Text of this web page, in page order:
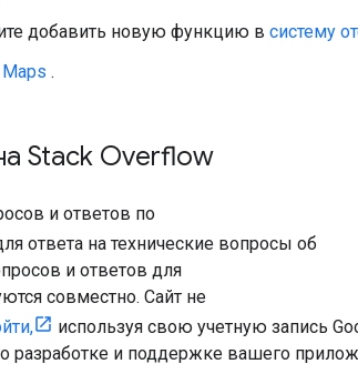
добавить новую функцию в систему
.
Stack Overflow
и ответов по
ответа на технические вопросы об
и ответов для
совместно. Сайт не
используя свою учетную запись
разработке и поддержке вашего